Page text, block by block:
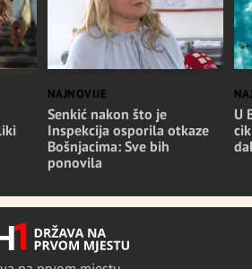
NAJNOVIJE
Senkić nakon što je
Inspekcija osporila otkaze
Bošnjacima: Sve bih
ponovila
U